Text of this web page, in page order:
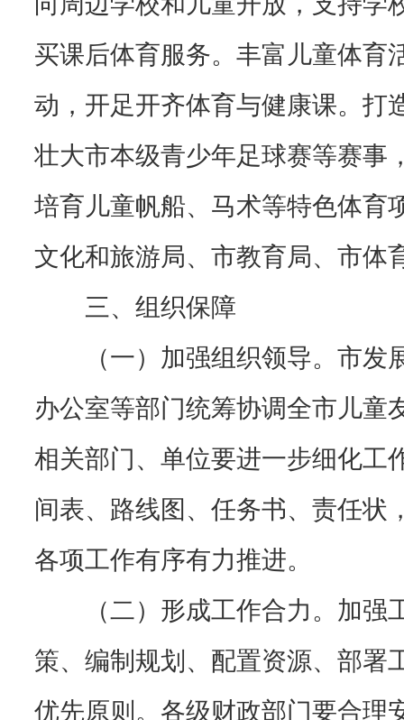
买课后体育服务。丰富儿童体育
动，开足开齐体育与健康课。打
壮大市本级青少年足球赛等赛事
培育儿童帆船、马术等特色体育
文化和旅游局、市教育局、市体
三、组织保障
（一）加强组织领导。市
办公室等部门统筹协调全市儿童
相关部门、单位要进一步细化工
间表、路线图、任务书、责任状
各项工作有序有力推进。
（二）形成工作合力。加
策、编制规划、配置资源、部署
优先原则。各级财政部门要合理